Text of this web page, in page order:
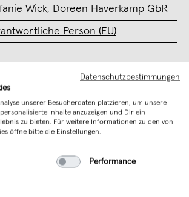
Wick, Doreen Haverkamp GbR
Person (EU)
aus Deutschland
Datenschutzbestimmungen
unserer Besucherdaten platzieren, um unsere
Inhalte anzuzeigen und Dir ein
zu bieten. Für weitere Informationen zu den von
öffne bitte die Einstellungen.
Performance